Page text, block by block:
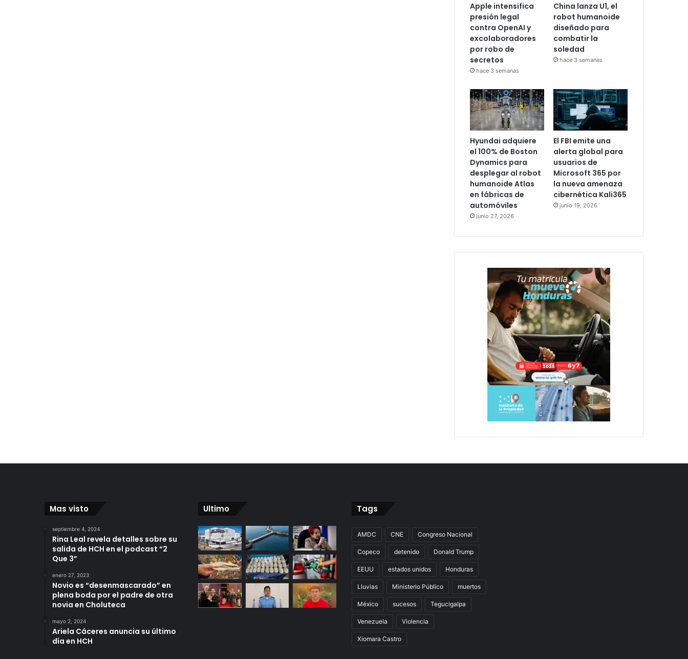
Apple intensifica
presión legal
contra OpenAI y
excolaboradores
por robo de
secretos
hace 3 semanas
China lanza U1, el
robot humanoide
diseñado para
combatir la
soledad
hace 3 semanas
Hyundai adquiere
el 100% de Boston
Dynamics para
desplegar al robot
humanoide Atlas
en fábricas de
automóviles
junio 27, 2026
El FBI emite una
alerta global para
usuarios de
Microsoft 365 por
la nueva amenaza
cibernética Kali365
junio 19, 2026
Mas visto
septiembre 4, 2024
Rina Leal revela detalles sobre su
salida de HCH en el podcast “2
Que 3”
enero 27, 2023
Novio es “desenmascarado” en
plena boda por el padre de otra
novia en Choluteca
mayo 2, 2024
Ariela Cáceres anuncia su último
día en HCH
Ultimo Tags
AMDC CNE Congreso Nacional
Copeco detenido Donald Trump
EEUU estados unidos Honduras
Lluvias Ministerio Público muertos
México sucesos Tegucigalpa
Venezuela Violencia
Xiomara Castro